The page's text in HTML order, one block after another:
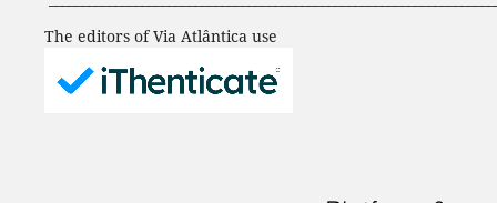
The editors of Via Atlântica use